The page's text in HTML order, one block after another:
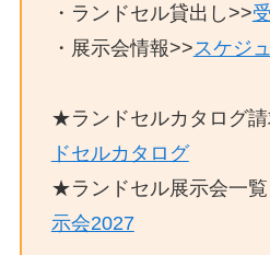
・ランドセル貸出し>>
・展示会情報>> スケジ
★ランドセルカタログ請
ドセルカタログ
★ランドセル展示会一覧
示会2027